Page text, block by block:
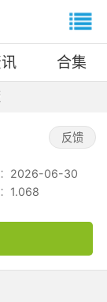
合集
反馈
2026-06-30
1.068